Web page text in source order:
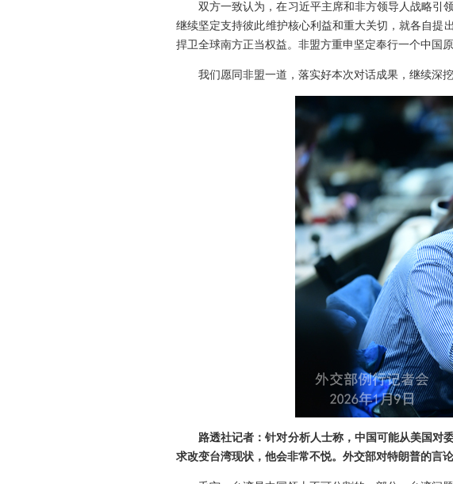
双方一致认为，在习近平主席和非方领导人战略引
继续坚定支持彼此维护核心利益和重大关切，就各自提
捍卫全球南方正当权益。非盟方重申坚定奉行一个中国
我们愿同非盟一道，落实好本次对话成果，继续深
路透社记者：针对分析人士称，中国可能从美国对
求改变台湾现状，他会非常不悦。外交部对特朗普的言